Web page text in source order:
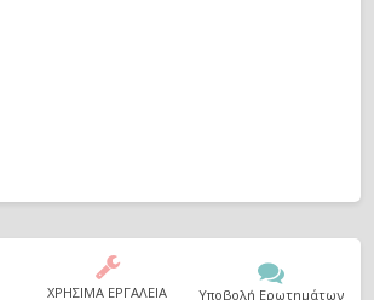
ΧΡΗΣΙΜΑ ΕΡΓΑΛΕΙΑ Υποβολή Ερωτημάτων